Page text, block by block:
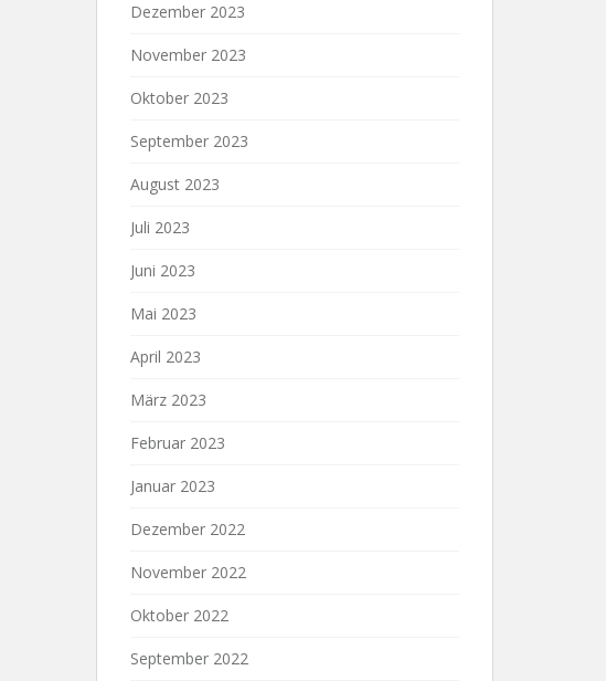
Dezember 2023
November 2023
Oktober 2023
September 2023
August 2023
Juli 2023
Juni 2023
Mai 2023
April 2023
März 2023
Februar 2023
Januar 2023
Dezember 2022
November 2022
Oktober 2022
September 2022